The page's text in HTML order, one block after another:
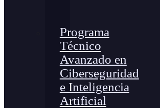
Programa
Técnico
Avanzado en
Ciberseguridad
e Inteligencia
Artificial